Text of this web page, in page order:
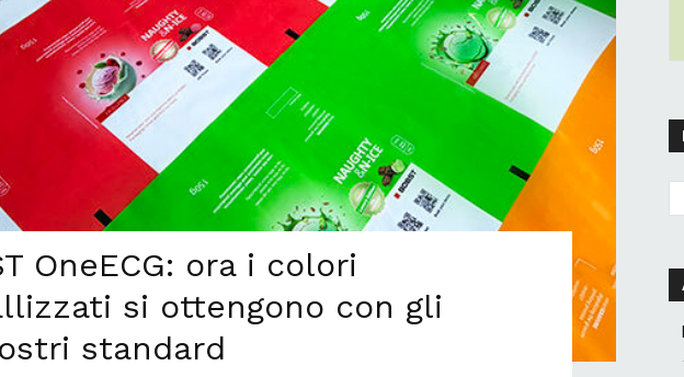
OneECG: ora i colori
si ottengono con gli
standard